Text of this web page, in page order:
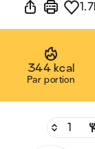
344 kcal
Par portion